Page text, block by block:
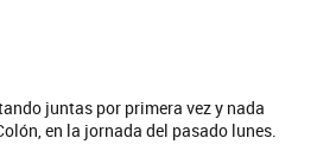
juntas por primera vez y nada
en la jornada del pasado lunes.